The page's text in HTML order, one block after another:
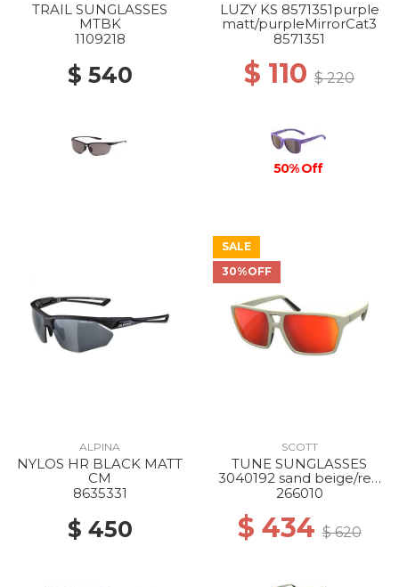
TRAIL SUNGLASSES
MTBK
1109218
$ 540
LUZY KS 8571351purple
matt/purpleMirrorCat3
8571351
$ 110 $ 220
50% Off
ALPINA
NYLOS HR BLACK MATT
CM
8635331
$ 450
SALE
30%OFF
SCOTT
TUNE SUNGLASSES
3040192 sand beige/red
chrome
266010
$ 434$ 620